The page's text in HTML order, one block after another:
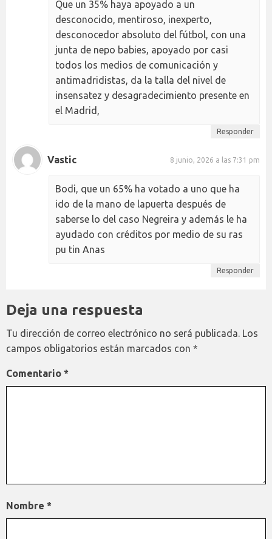
Que un 35% haya apoyado a un
desconocido, mentiroso, inexperto,
desconocedor absoluto del fútbol, con una
junta de nepo babies, apoyado por casi
todos los medios de comunicación y
antimadridistas, da la talla del nivel de
insensatez y desagradecimiento presente en
el Madrid,
Responder
Vastic 8 junio, 2026 a las 7:31 pm
Bodi, que un 65% ha votado a uno que ha
ido de la mano de lapuerta después de
saberse lo del caso Negreira y además le ha
ayudado con créditos por medio de su ras
pu tin Anas
Responder
Deja una respuesta
Tu dirección de correo electrónico no será publicada. Los
campos obligatorios están marcados con *
Comentario *
Nombre *